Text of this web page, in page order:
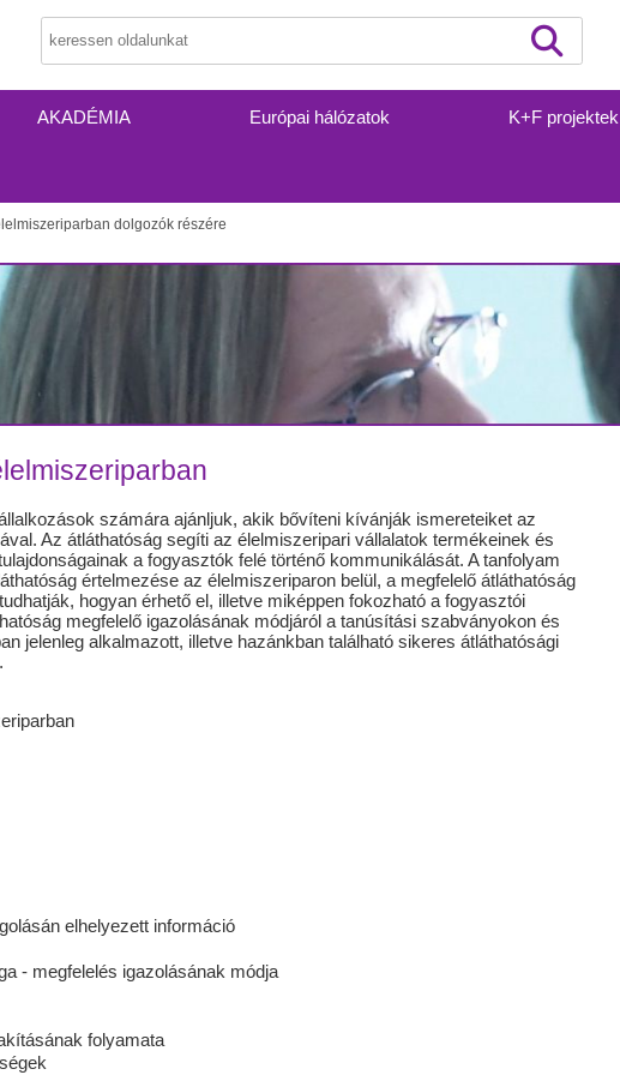
AKADÉMIA Európai hálózatok K+F projektek
dolgozók részére
számára ajánljuk, akik bővíteni kívánják ismereteiket az
Az átláthatóság segíti az élelmiszeripari vállalatok termékeinek és
a fogyasztók felé történő kommunikálását. A tanfolyam
értelmezése az élelmiszeriparon belül, a megfelelő átláthatóság
hogyan érhető el, illetve miképpen fokozható a fogyasztói
megfelelő igazolásának módjáról a tanúsítási szabványokon és
jelenleg alkalmazott, illetve hazánkban található sikeres átláthatósági
elhelyezett információ
- megfelelés igazolásának módja
folyamata